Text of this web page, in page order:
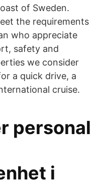
of Sweden.
the requirements
who appreciate
safety and
we consider
a quick drive, a
cruise.
personal
i